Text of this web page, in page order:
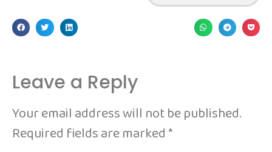
Leave a Reply
Your email address will not be published.
Required fields are marked*